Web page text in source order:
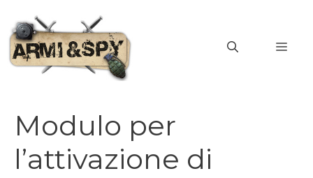
contenuto
Modulo per
l’attivazione di